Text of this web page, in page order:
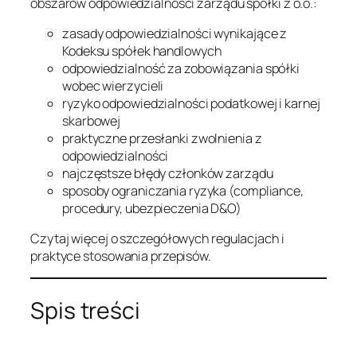
zasady odpowiedzialności wynikające z
Kodeksu spółek handlowych
odpowiedzialność za zobowiązania spółki
wobec wierzycieli
ryzyko odpowiedzialności podatkowej i karnej
skarbowej
praktyczne przesłanki zwolnienia z
odpowiedzialności
najczęstsze błędy członków zarządu
sposoby ograniczania ryzyka (compliance,
procedury, ubezpieczenia D&O)
Czytaj więcej o szczegółowych regulacjach i
praktyce stosowania przepisów.
Spis treści